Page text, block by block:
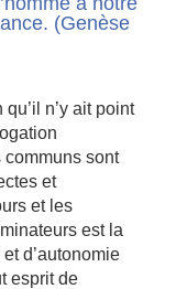
(Genèse
n’y ait point
sont
et
et les
est la
d’autonomie
esprit de